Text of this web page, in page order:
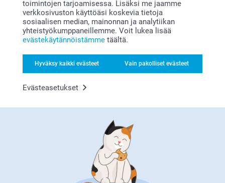
toimintojen tarjoamisessa. Lisäksi me jaamme
verkkosivuston käyttöäsi koskevia tietoja
sosiaalisen median, mainonnan ja analytiikan
yhteistyökumppaneillemme. Voit lukea lisää
evästekäytännöistämme täältä.
Hyväksy kaikki evästeet Vain pakolliset evästeet
Evästeasetukset
Bonusta kaikista tilauksista
Etsitkö inspiraatiota?